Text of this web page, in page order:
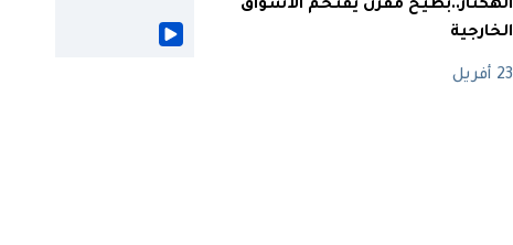
الهكتار..بطيخ مقرن يقتحم الأسواق
الخارجية
23 أفريل